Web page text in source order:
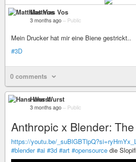
Matthias Vos
3 months ago – Public
Mein Drucker hat mir eine Biene gestrickt..
#3D
0 comments
Hans Wurst
3 months ago – Public
Anthropic x Blender:
https://youtu.be/
#blender #ai #3d #art #opensource die